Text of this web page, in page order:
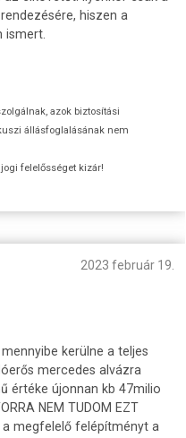
hiszen a
ismert.
azok biztosítási
állásfoglalásának nem
felelősséget kizár!
2023 február 19.
kerülne a teljes
mercedes alvázra
értéke újonnan kb 47milio
NEM TUDOM EZT
a megfelelő felépítményt a